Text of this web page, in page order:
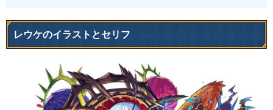
レウケのイラストとセリフ